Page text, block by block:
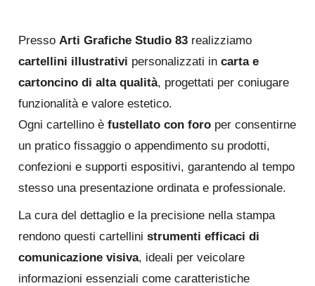
Presso Arti Grafiche Studio 83realizziamo
cartellini illustrativi personalizzati in carta e
cartoncino di alta qualità, progettati per coniugare
funzionalità e valore estetico.
Ogni cartellino è fustellato con foroper consentirne
un pratico fissaggio o appendimento su prodotti,
confezioni e supporti espositivi, garantendo al tempo
stesso una presentazione ordinata e professionale.
La cura del dettaglio e la precisione nella stampa
rendono questi cartellini strumenti efficaci di
comunicazione visiva, ideali per veicolare
informazioni essenziali come caratteristiche